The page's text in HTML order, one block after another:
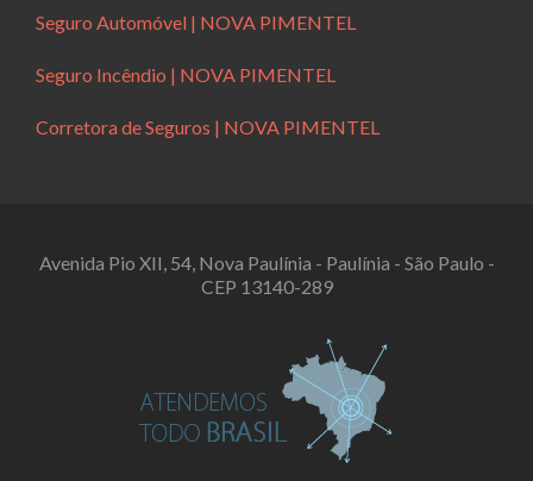
Seguro Automóvel | NOVA PIMENTEL
Seguro Incêndio | NOVA PIMENTEL
Corretora de Seguros | NOVA PIMENTEL
Avenida Pio XII, 54, Nova Paulínia - Paulínia - São Paulo -
CEP 13140-289